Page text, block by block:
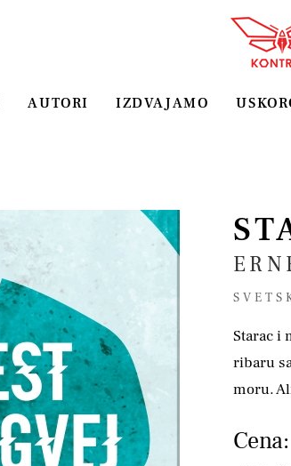
AUTORI IZDVAJAMO
Starac i
ribaru
moru.